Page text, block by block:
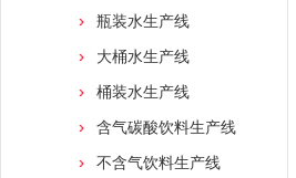
瓶装水生产线
大桶水生产线
桶装水生产线
含气碳酸饮料生产线
不含气饮料生产线